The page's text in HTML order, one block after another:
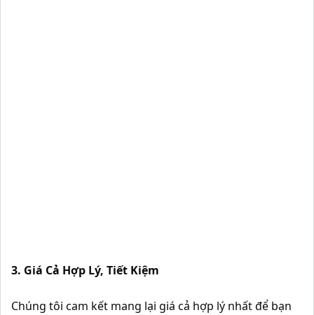
3. Giá Cả Hợp Lý, Tiết Kiệm
Chúng tôi cam kết mang lại giá cả hợp lý nhất để bạn